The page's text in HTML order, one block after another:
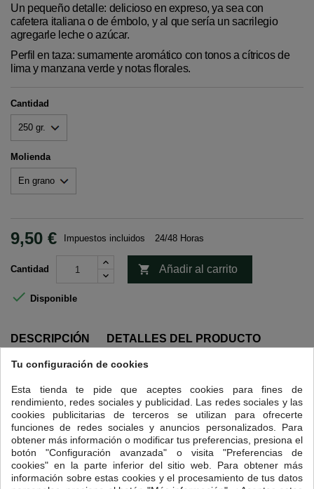
Un pequeño detalle: delicioso en expreso, ya sea con
cafetera italiana o de émbolo, y al que sería un sacrilegio
agregarle leche o azúcar.
Perfil en taza: sumamente aromático con tonos a cítricos de
lima y manzana verde y notas florales.
Cantidad
Molienda
9,50 € Impuestos incluidos 24/48 Horas
Cantidad  Añadir al carrito
 Disponible
DESCRIPCIÓN DETALLES DEL PRODUCTO
Intensidad 7.
Desde las laderas del monte Kilimanjaro, tierra de fértiles
suelos volcánicos y famosa por su café, llega un Arábica
bourbon AA de la región noreste, calificado entre 80 y 82 por
la SCA.
Su cultivo a grandes altitudes, entre 1.000 y 1.900 metros,
permite que el grano madure despacio y desarrolle sabores
más complejos.
Tu configuración de cookies
Esta tienda te pide que aceptes cookies para fines de
rendimiento, redes sociales y publicidad. Las redes sociales y las
cookies publicitarias de terceros se utilizan para ofrecerte
funciones de redes sociales y anuncios personalizados. Para
obtener más información o modificar tus preferencias, presiona el
botón "Configuración avanzada" o visita "Preferencias de
cookies" en la parte inferior del sitio web. Para obtener más
información sobre estas cookies y el procesamiento de tus datos